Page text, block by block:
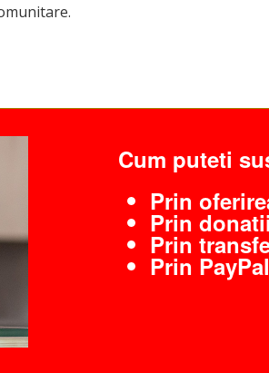
Cum puteti
Prin
Prin
Prin
Prin PayPal